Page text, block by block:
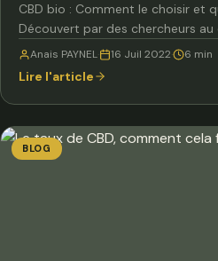
CBD bio : Comment le choisir et
Découvert par des chercheurs au
Anais PAYNEL 16 Juil 2022 6 min
Lire l'article
BLOG